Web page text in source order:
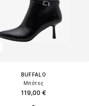
BUFFALO
Μπότες
119,00 €